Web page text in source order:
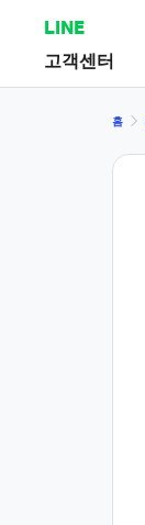
LINE
고객센터
홈